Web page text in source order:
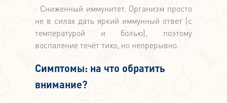
· Сниженный иммунитет. Организм просто
не в силах дать яркий иммунный ответ (с
температурой и болью), поэтому
воспаление течёт тихо, но непрерывно.
Симптомы: на что обратить
внимание?